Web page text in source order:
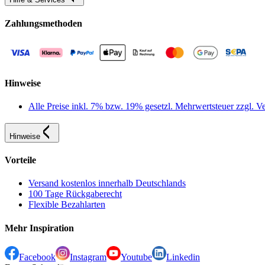
Zahlungsmethoden
Hinweise
Alle Preise inkl. 7% bzw. 19% gesetzl. Mehrwertsteuer zzgl.
Hinweise
Vorteile
Versand kostenlos innerhalb Deutschlands
100 Tage Rückgaberecht
Flexible Bezahlarten
Mehr Inspiration
Facebook Instagram Youtube
Linkedin